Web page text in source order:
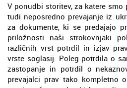
V ponudbi storitev, za katere
tudi neposredno prevajanje iz
za dokumente, ki se predajajo
priložnosti naši strokovnjaki
različnih vrst potrdil in izjav
vrste soglasij. Poleg potrdila o
zastopanje in potrdil o
prevajalci prav tako kompletno